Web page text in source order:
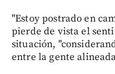
"Estoy postrado en
pierde de vista el
situación,
entre la gente